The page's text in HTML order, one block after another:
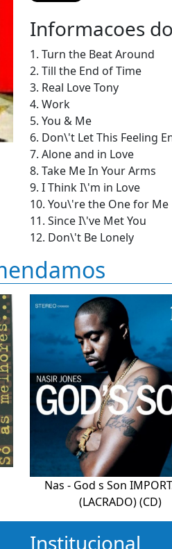
Informacoes
1. Turn the Beat Around
2. Till the End of Time
3. Real Love Tony
4. Work
5. You & Me
6. Don\'t Let This Feeling
7. Alone and in Love
8. Take Me In Your Arms
9. I Think I\'m in Love
10. You\'re the One for Me
11. Since I\'ve Met You
12. Don\'t Be Lonely
Nas - God s Son
(LACRADO) (CD)
Institucional